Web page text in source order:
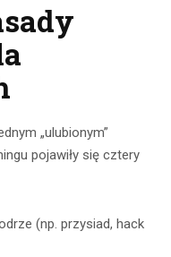
„ulubionym”
pojawiły się cztery
(np. przysiad, hack